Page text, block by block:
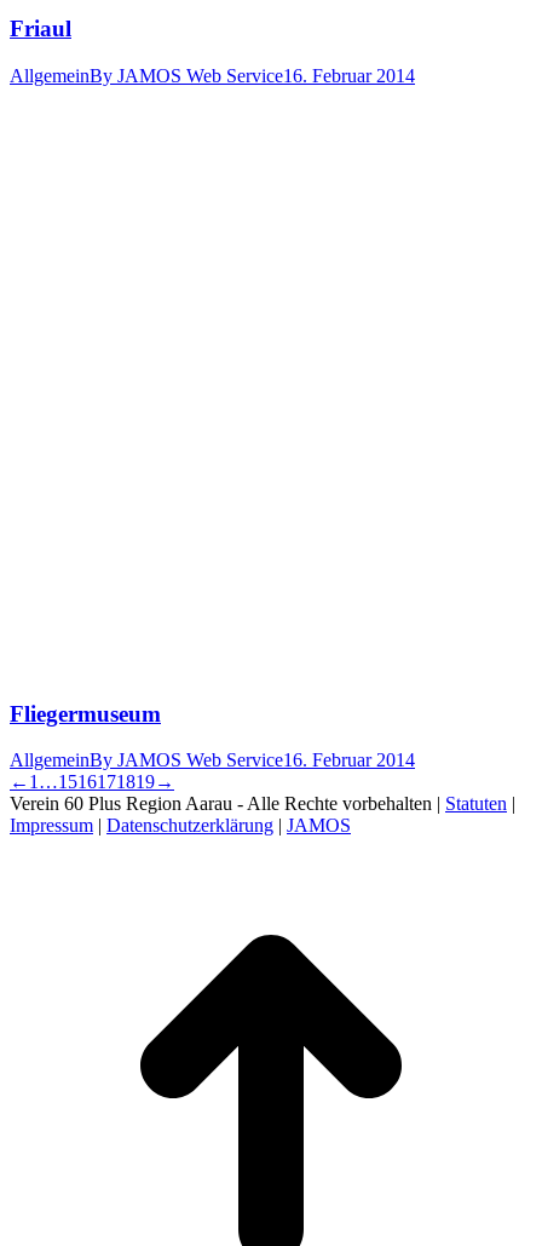
Friaul
AllgemeinBy JAMOS Web Service16. Februar 2014
Fliegermuseum
AllgemeinBy JAMOS Web Service16. Februar 2014
← 1 …1516171819→
Verein 60 Plus Region Aarau - Alle Rechte vorbehalten | Statuten |
Impressum | Datenschutzerklärung | JAMOS